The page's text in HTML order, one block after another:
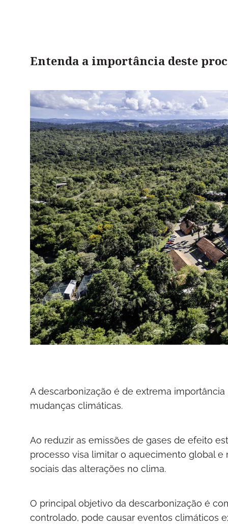
Entenda a importância deste
A descarbonização é de extrema
mudanças climáticas.
Ao reduzir as emissões de gases de efeito
processo visa limitar o aquecimento global
sociais das alterações no clima.
O principal objetivo da descarbonização é
controlado, pode causar eventos climáticos